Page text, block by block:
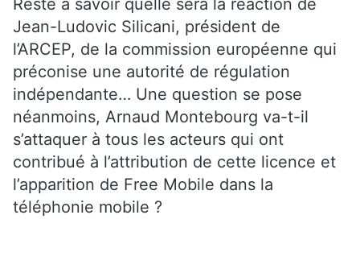
Reste à savoir quelle sera la réaction de
Jean-Ludovic Silicani, président de
l’ARCEP, de la commission européenne qui
préconise une autorité de régulation
indépendante… Une question se pose
néanmoins, Arnaud Montebourg va-t-il
s’attaquer à tous les acteurs qui ont
contribué à l’attribution de cette licence et
l’apparition de Free Mobile dans la
téléphonie mobile ?